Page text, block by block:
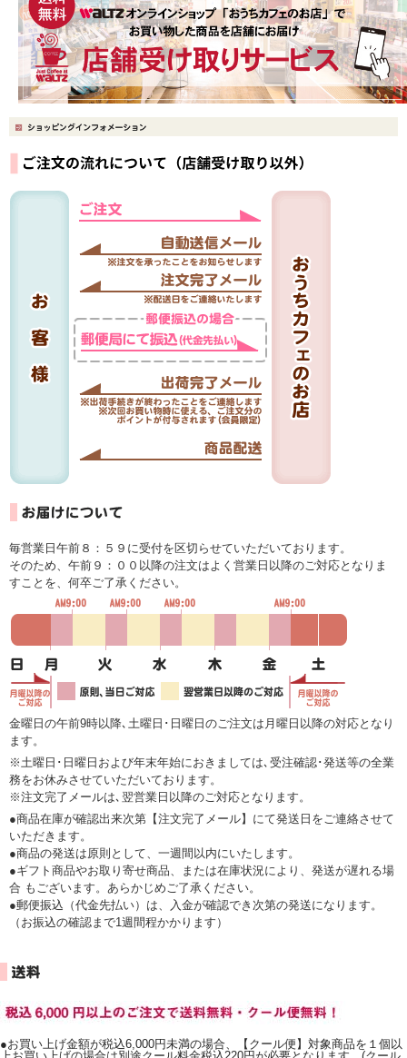
毎営業日午前８：５９に受付を区切らせていただいております。
そのため、午前９：００以降の注文はよく営業日以降のご対応となりま
すことを、何卒ご了承ください。
金曜日の午前9時以降､土曜日･日曜日のご注文は月曜日以降の対応となり
ます。
※土曜日･日曜日および年末年始におきましては､受注確認･発送等の全業
務をお休みさせていただいております。
※注文完了メールは､翌営業日以降のご対応となります。
●商品在庫が確認出来次第【注文完了メール】にて発送日をご連絡させて
いただきます。
●商品の発送は原則として、一週間以内にいたします。
●ギフト商品やお取り寄せ商品、または在庫状況により、発送が遅れる場
合 もございます。あらかじめご了承ください。
●郵便振込（代金先払い）は、入金が確認でき次第の発送になります。
（お振込の確認まで1週間程かかります）
●お買い上げ金額が税込6,000円未満の場合、【クール便】対象商品を１個以